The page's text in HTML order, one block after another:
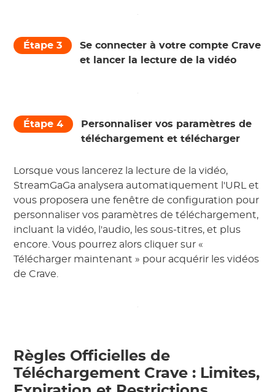
Étape 3
Se connecter à votre compte Crave
et lancer la lecture de la vidéo
Étape 4
Personnaliser vos paramètres de
téléchargement et télécharger
Lorsque vous lancerez la lecture de la vidéo,
StreamGaGa analysera automatiquement l'URL et
vous proposera une fenêtre de configuration pour
personnaliser vos paramètres de téléchargement,
incluant la vidéo, l'audio, les sous-titres, et plus
encore. Vous pourrez alors cliquer sur «
Télécharger maintenant » pour acquérir les vidéos
de Crave.
Règles Officielles de
Téléchargement Crave : Limites,